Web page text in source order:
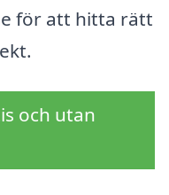
för att hitta rätt
och utan